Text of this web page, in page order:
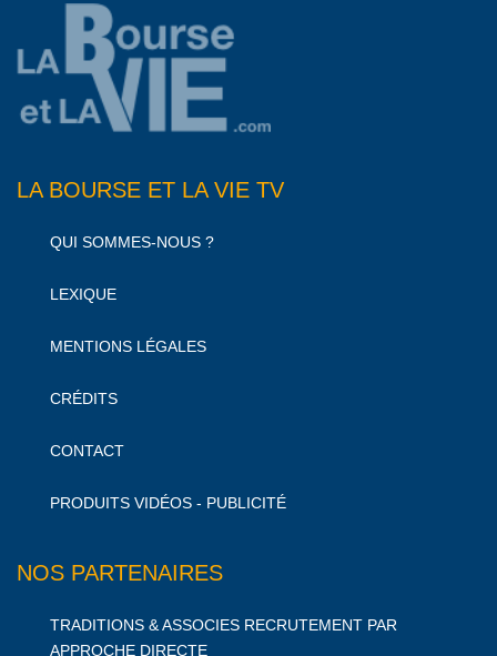
LA BOURSE ET LA VIE TV
QUI SOMMES-NOUS ?
LEXIQUE
MENTIONS LÉGALES
CRÉDITS
CONTACT
PRODUITS VIDÉOS - PUBLICITÉ
NOS PARTENAIRES
TRADITIONS & ASSOCIES RECRUTEMENT PAR
APPROCHE DIRECTE